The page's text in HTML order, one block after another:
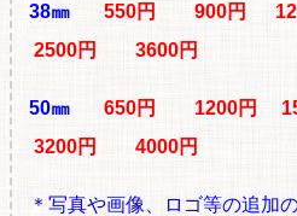
38㎜ 550円 900円
2500円 3600円
50㎜
650円 1200円
3200円 4000円
＊写真や画像、ロゴ等の追加